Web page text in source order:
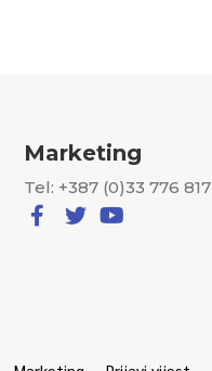
Marketing
Tel: +387 (0)33 776 817